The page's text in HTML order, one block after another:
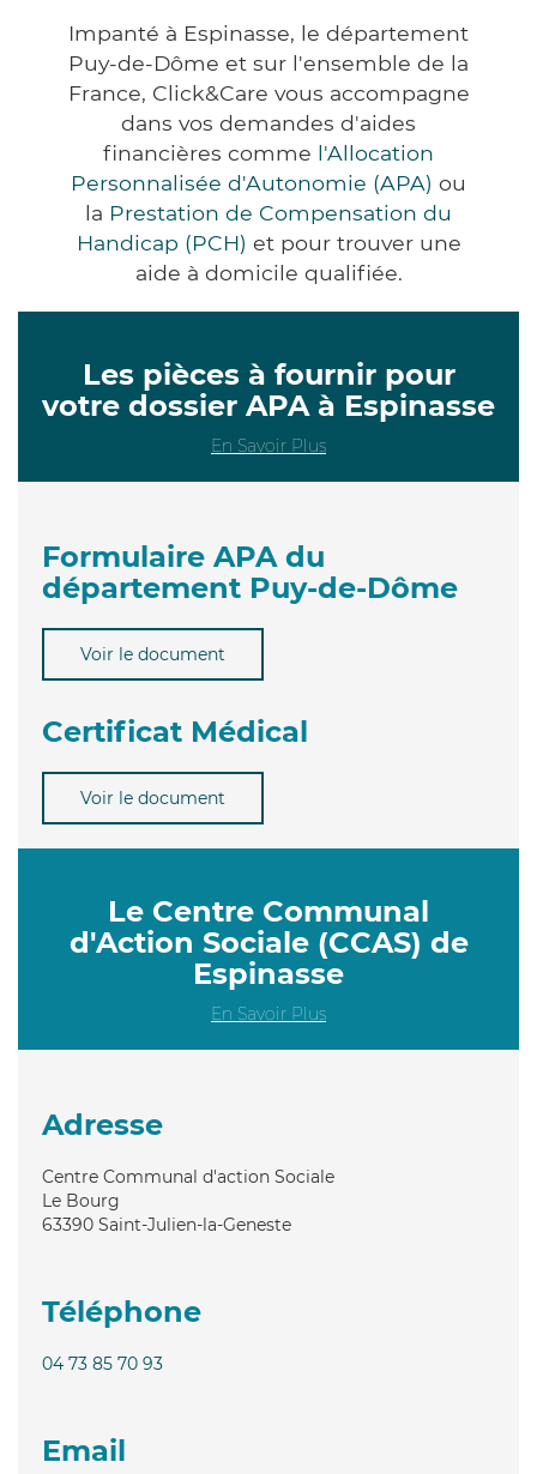
Impanté à Espinasse, le département
Puy-de-Dôme et sur l'ensemble de la
France, Click&Care vous accompagne
dans vos demandes d'aides
financières comme l'Allocation
Personnalisée d'Autonomie (APA) ou
la Prestation de Compensation du
Handicap (PCH) et pour trouver une
aide à domicile qualifiée.
Les pièces à fournir pour
votre dossier APA à Espinasse
En Savoir Plus
Formulaire APA du
département Puy-de-Dôme
Voir le document
Certificat Médical
Voir le document
Le Centre Communal
d'Action Sociale (CCAS) de
Espinasse
En Savoir Plus
Adresse
Centre Communal d'action Sociale
Le Bourg
63390 Saint-Julien-la-Geneste
Téléphone
04 73 85 70 93
Email